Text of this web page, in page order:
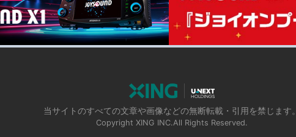
当サイトのすべての文章や画像などの無断転載・引用を禁じます。
Copyright XING INC.All Rights Reserved.